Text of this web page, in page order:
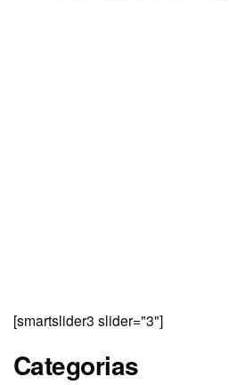
[smartslider3 slider="3"]
Categorias